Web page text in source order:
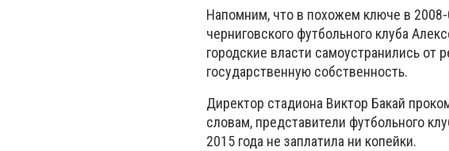
Напомним, что в похожем ключе в
черниговского футбольного клуба
городские власти самоустранились
государственную собственность.
Директор стадиона Виктор Бакай
словам, представители футбольного
2015 года не заплатила ни копейки.